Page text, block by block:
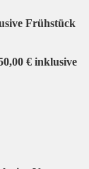
Frühstück
€ inklusive